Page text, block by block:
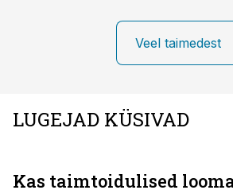
Veel taimedest
LUGEJAD KÜSIVAD
Kas taimtoidulised